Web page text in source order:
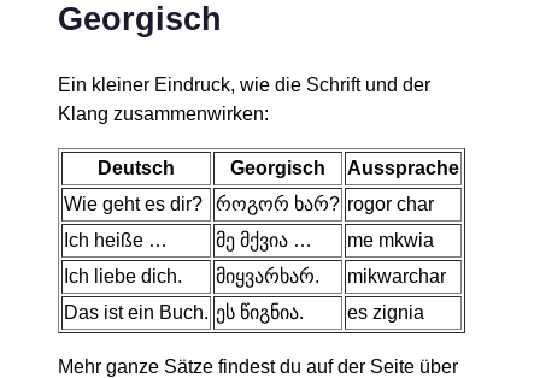
Georgisch
Ein kleiner Eindruck, wie die Schrift und der
Klang zusammenwirken:
Deutsch Georgisch
Aussprache
Wie geht es dir?
როგორ ხარ? rogor char
Ich heiße …
მე მქვია …
me mkwia
Ich liebe dich.
მიყვარხარ.
mikwarchar
Das ist ein Buch. ეს წიგნია. es zignia
Mehr ganze Sätze findest du auf der Seite über